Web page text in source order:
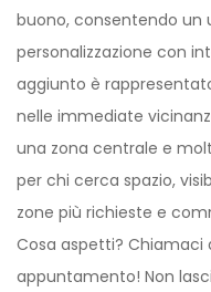
buono, consentendo un
personalizzazione con
aggiunto è
nelle immediate
una zona centrale e
per chi cerca spazio,
zone più richieste e
Cosa aspetti? Chiamaci
appuntamento! Non